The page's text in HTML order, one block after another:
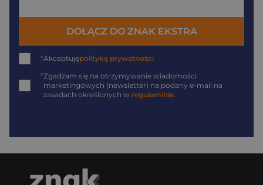
DOŁĄCZ DO ZNAK EKSTRA
*Akceptujępolitykę prywatności
*Zgadzam się na otrzymywanie wiadomości
marketingowych (newsletter) na podany e-mail na
zasadach określonych w regulaminie.